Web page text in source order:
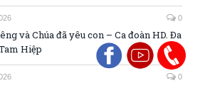
0
và Chúa đã yêu con – Ca đoàn HD. Đa
Hiệp
0